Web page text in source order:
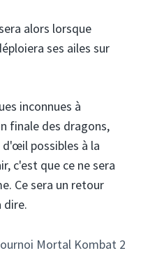
alors lorsque
ses ailes sur
inconnues à
finale des dragons,
possibles à la
c'est que ce ne sera
Ce sera un retour
dire.
Mortal Kombat 2